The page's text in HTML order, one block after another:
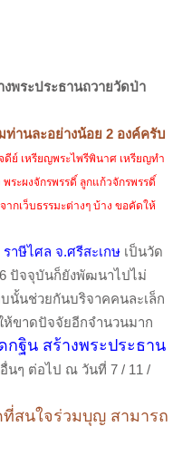
พระประธานถวายวัดป่า
านละอย่างน้อย 2 องค์ครับ
ดีย์ เหรียญพระไพรีพินาศ เหรียญทำ
ระผงจักรพรรดิ์ ลูกแก้วจักรพรรดิ์
กเว็บธรรมะต่างๆ บ้าง ขอคัดให้
าษีไศล จ.ศรีสะเกษ เป็นวัด
ปัจจุบันก็ยังพัฒนาไปไม่
นั้นช่วยกันบริจาคคนละเล็ก
ห้ขาดปัจจัยอีกจำนวนมาก
กฐิน สร้างพระประธาน
นๆ ต่อไป ณ วันที่ 7 / 11 /
สนใจร่วมบุญ สามารถ